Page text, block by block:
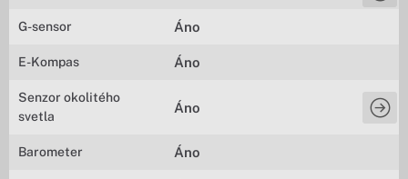
G-sensor Áno
E-Kompas Áno
Senzor okolitého
svetla
Áno
Barometer Áno